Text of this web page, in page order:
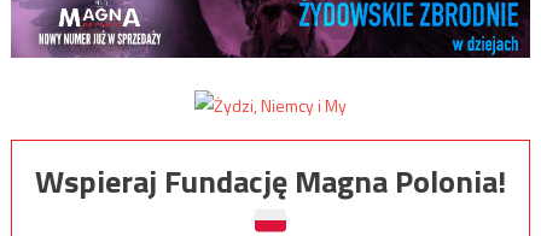
Wspieraj Fundację Magna Polonia!